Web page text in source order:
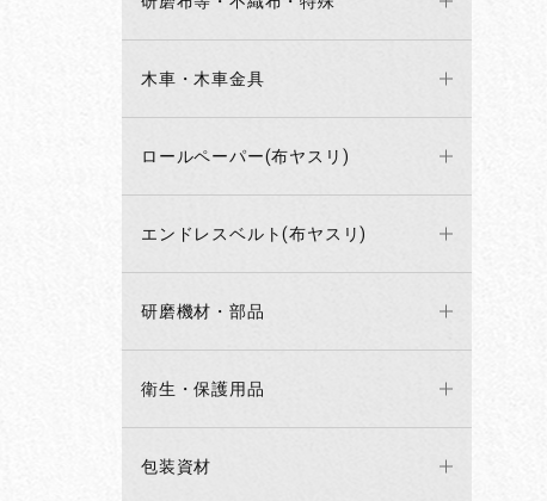
木車・木車金具
ロールペーパー(布ヤスリ)
エンドレスベルト(布ヤスリ)
研磨機材・部品
衛生・保護用品
包装資材